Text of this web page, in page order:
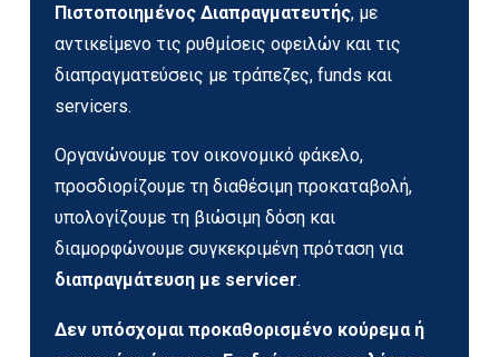
Πιστοποιημένος Διαπραγματευτής, με
αντικείμενο τις ρυθμίσεις οφειλών και τις
διαπραγματεύσεις με τράπεζες, funds και
servicers.
Οργανώνουμε τον οικονομικό φάκελο,
προσδιορίζουμε τη διαθέσιμη προκαταβολή,
υπολογίζουμε τη βιώσιμη δόση και
διαμορφώνουμε συγκεκριμένη πρόταση για
διαπραγμάτευση με servicer.
Δεν υπόσχομαι προκαθορισμένο κούρεμα ή